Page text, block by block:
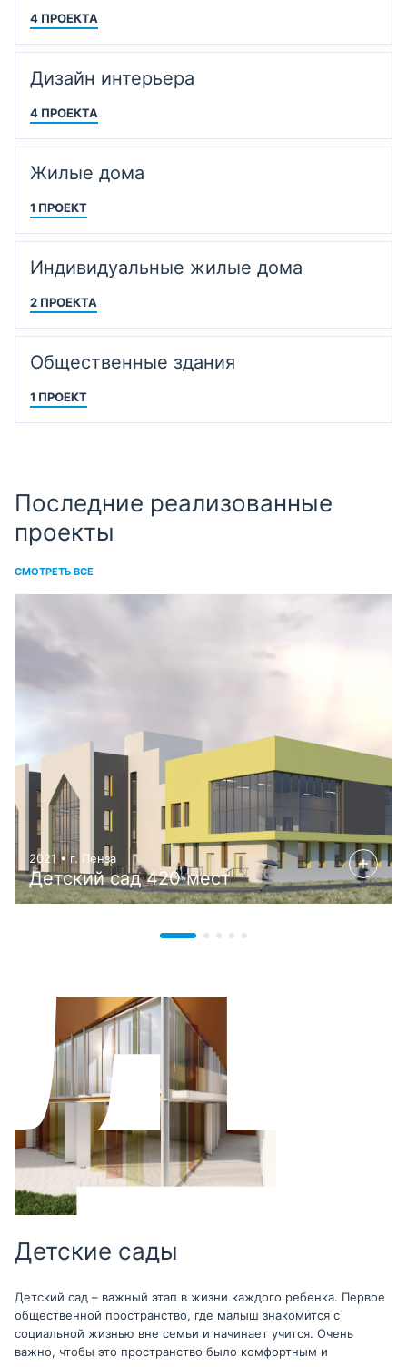
4 ПРОЕКТА
Дизайн интерьера
4 ПРОЕКТА
Жилые дома
1 ПРОЕКТ
Индивидуальные жилые дома
2 ПРОЕКТА
Общественные здания
1 ПРОЕКТ
Последние реализованные
проекты
СМОТРЕТЬ ВСЕ
2021 • г. Пенза
Детский сад 420 мест
Детские сады
Детский сад – важный этап в жизни каждого ребенка. Первое
общественной пространство, где малыш знакомится с
социальной жизнью вне семьи и начинает учится. Очень
важно, чтобы это пространство было комфортным и